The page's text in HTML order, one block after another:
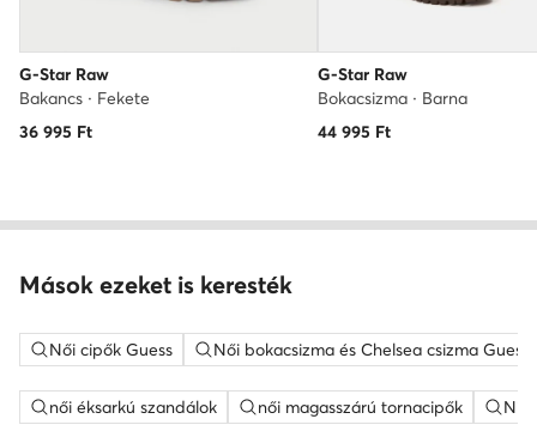
G-Star Raw
Bakancs · Fekete
36 995 Ft
G-Star Raw
Bokacsizma · Barna
44 995 Ft
Mások ezeket is keresték
Női cipők Guess Női bokacsizma és Chelsea csizma Guess
női éksarkú szandálok női magasszárú tornacipők